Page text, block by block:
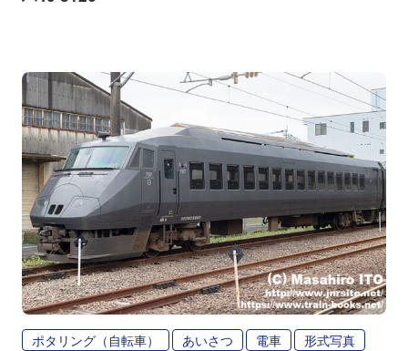
ポタリング（自転車） あいさつ 電車 形式写真